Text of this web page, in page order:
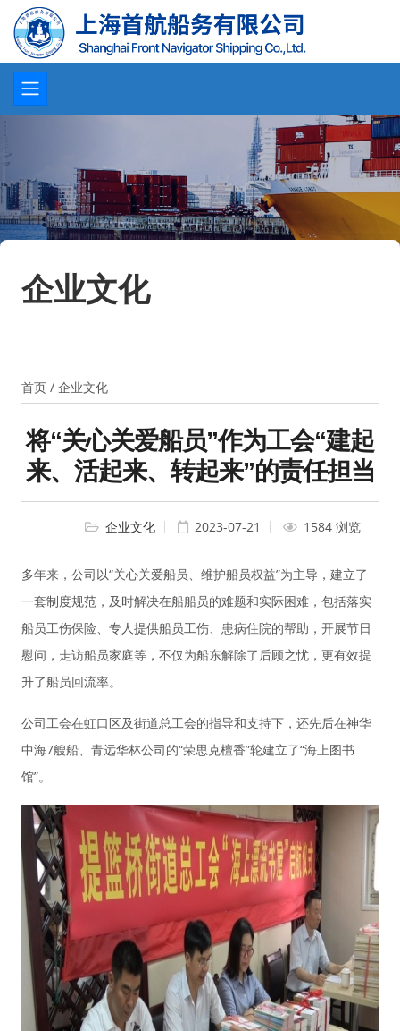
企业文化
首页 / 企业文化
将“关心关爱船员”作为工会“建起
来、活起来、转起来”的责任担当
企业文化 2023-07-21 1584 浏览
多年来，公司以“关心关爱船员、维护船员权益”为主导，建立了
一套制度规范，及时解决在船船员的难题和实际困难，包括落实
船员工伤保险、专人提供船员工伤、患病住院的帮助，开展节日
慰问，走访船员家庭等，不仅为船东解除了后顾之忧，更有效提
升了船员回流率。
公司工会在虹口区及街道总工会的指导和支持下，还先后在神华
中海7艘船、青远华林公司的“荣思克檀香”轮建立了“海上图书
馆”。